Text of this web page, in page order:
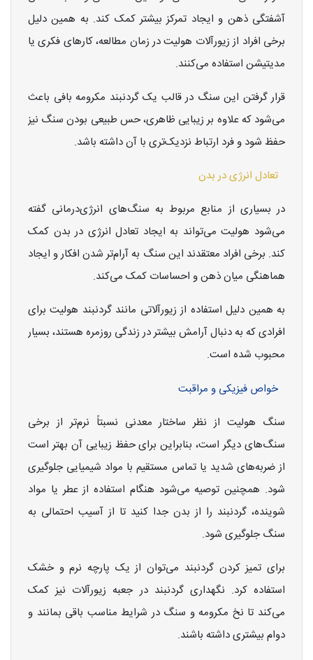
آشفتگی ذهن و ایجاد تمرکز بیشتر کمک کند. به همین دلیل
برخی افراد از زیورآلات هولیت در زمان مطالعه، کارهای فکری یا
مدیتیشن استفاده می‌کنند.
قرار گرفتن این سنگ در قالب یک گردنبند مکرومه بافی باعث
می‌شود که علاوه بر زیبایی ظاهری، حس طبیعی بودن سنگ نیز
حفظ شود و فرد ارتباط نزدیک‌تری با آن داشته باشد.
تعادل انرژی در بدن
در بسیاری از منابع مربوط به سنگ‌های انرژی‌درمانی گفته
می‌شود هولیت می‌تواند به ایجاد تعادل انرژی در بدن کمک
کند. برخی افراد معتقدند این سنگ به آرام‌تر شدن افکار و ایجاد
هماهنگی میان ذهن و احساسات کمک می‌کند.
به همین دلیل استفاده از زیورآلاتی مانند گردنبند هولیت برای
افرادی که به دنبال آرامش بیشتر در زندگی روزمره هستند، بسیار
محبوب شده است.
خواص فیزیکی و مراقبت
سنگ هولیت از نظر ساختار معدنی نسبتاً نرم‌تر از برخی
سنگ‌های دیگر است، بنابراین برای حفظ زیبایی آن بهتر است
از ضربه‌های شدید یا تماس مستقیم با مواد شیمیایی جلوگیری
شود. همچنین توصیه می‌شود هنگام استفاده از عطر یا مواد
شوینده، گردنبند را از بدن جدا کنید تا از آسیب احتمالی به
سنگ جلوگیری شود.
برای تمیز کردن گردنبند می‌توان از یک پارچه نرم و خشک
استفاده کرد. نگهداری گردنبند در جعبه زیورآلات نیز کمک
می‌کند تا نخ مکرومه و سنگ در شرایط مناسب باقی بمانند و
دوام بیشتری داشته باشند.